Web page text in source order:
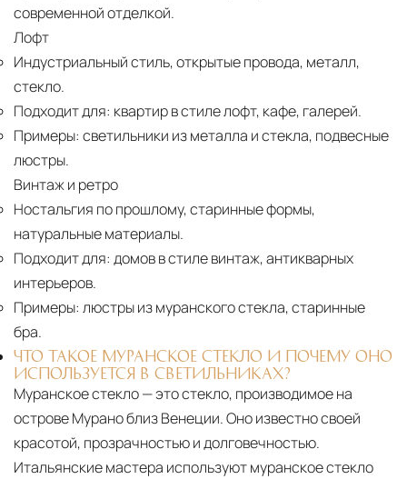
современной отделкой.
Лофт
Индустриальный стиль, открытые провода, металл,
стекло.
Подходит для: квартир в стиле лофт, кафе, галерей.
Примеры: светильники из металла и стекла, подвесные
люстры.
Винтаж и ретро
Ностальгия по прошлому, старинные формы,
натуральные материалы.
Подходит для: домов в стиле винтаж, антикварных
интерьеров.
Примеры: люстры из муранского стекла, старинные
бра.
ЧТО ТАКОЕ МУРАНСКОЕ СТЕКЛО И ПОЧЕМУ ОНО
ИСПОЛЬЗУЕТСЯ В СВЕТИЛЬНИКАХ?
Муранское стекло — это стекло, производимое на
острове Мурано близ Венеции. Оно известно своей
красотой, прозрачностью и долговечностью.
Итальянские мастера используют муранское стекло